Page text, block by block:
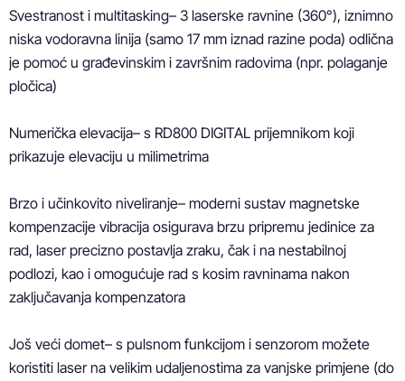
Svestranost i multitasking– 3 laserske ravnine (360°), iznimno
niska vodoravna linija (samo 17 mm iznad razine poda) odlična
je pomoć u građevinskim i završnim radovima (npr. polaganje
pločica)
Numerička elevacija– s RD800 DIGITAL prijemnikom koji
prikazuje elevaciju u milimetrima
Brzo i učinkovito niveliranje– moderni sustav magnetske
kompenzacije vibracija osigurava brzu pripremu jedinice za
rad, laser precizno postavlja zraku, čak i na nestabilnoj
podlozi, kao i omogućuje rad s kosim ravninama nakon
zaključavanja kompenzatora
Još veći domet– s pulsnom funkcijom i senzorom možete
koristiti laser na velikim udaljenostima za vanjske primjene (do